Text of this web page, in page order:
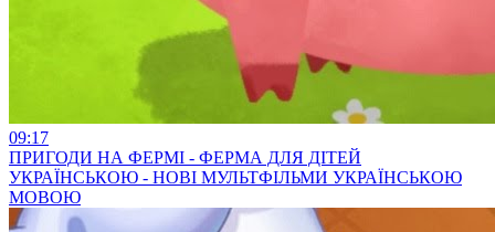
09:17
ПРИГОДИ НА ФЕРМІ - ФЕРМА ДЛЯ ДІТЕЙ
УКРАЇНСЬКОЮ - НОВІ МУЛЬТФІЛЬМИ УКРАЇНСЬКОЮ
МОВОЮ